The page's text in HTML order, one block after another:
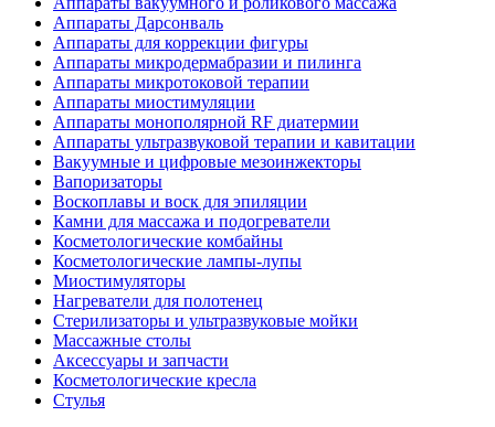
Аппараты Дарсонваль
Аппараты для коррекции фигуры
Аппараты микродермабразии и пилинга
Аппараты микротоковой терапии
Аппараты миостимуляции
Аппараты монополярной RF диатермии
Аппараты ультразвуковой терапии и кавитации
Вакуумные и цифровые мезоинжекторы
Вапоризаторы
Воскоплавы и воск для эпиляции
Камни для массажа и подогреватели
Косметологические комбайны
Косметологические лампы-лупы
Миостимуляторы
Нагреватели для полотенец
Стерилизаторы и ультразвуковые мойки
Массажные столы
Аксессуары и запчасти
Косметологические кресла
Стулья